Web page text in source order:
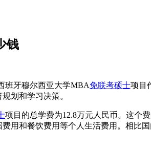
钱
班牙穆尔西亚大学MBA免联考硕士项目
划和学习决策。
项目的总学费为12.8万元人民币。这个
用和餐饮费用等个人生活费用。相比